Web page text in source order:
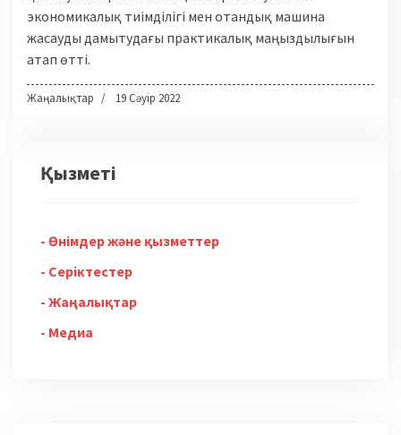
экономикалық тиімділігі мен отандық машина
жасауды дамытудағы практикалық маңыздылығын
атап өтті.
Жаңалықтар 19 Сәуір 2022
Қызметі
Өнімдер және қызметтер
Серіктестер
Жаңалықтар
Медиа